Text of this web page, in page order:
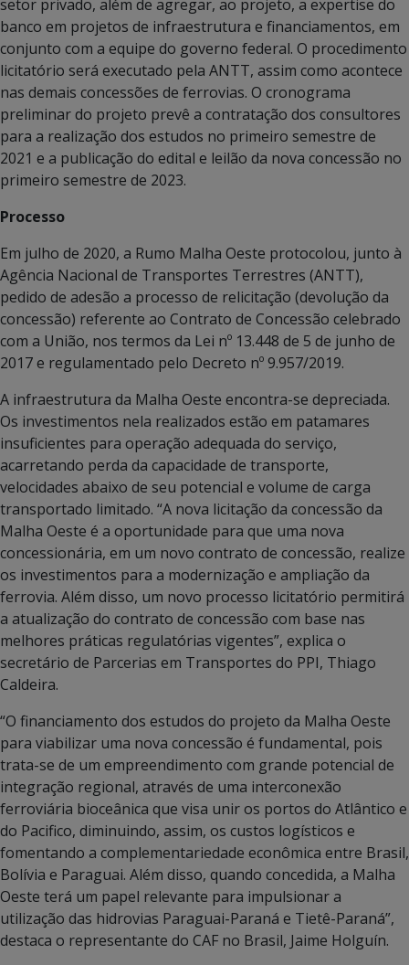
setor privado, além de agregar, ao projeto, a expertise do
banco em projetos de infraestrutura e financiamentos, em
conjunto com a equipe do governo federal. O procedimento
licitatório será executado pela ANTT, assim como acontece
nas demais concessões de ferrovias. O cronograma
preliminar do projeto prevê a contratação dos consultores
para a realização dos estudos no primeiro semestre de
2021 e a publicação do edital e leilão da nova concessão no
primeiro semestre de 2023.
Processo
Em julho de 2020, a Rumo Malha Oeste protocolou, junto à
Agência Nacional de Transportes Terrestres (ANTT),
pedido de adesão a processo de relicitação (devolução da
concessão) referente ao Contrato de Concessão celebrado
com a União, nos termos da Lei nº 13.448 de 5 de junho de
2017 e regulamentado pelo Decreto nº 9.957/2019.
A infraestrutura da Malha Oeste encontra-se depreciada.
Os investimentos nela realizados estão em patamares
insuficientes para operação adequada do serviço,
acarretando perda da capacidade de transporte,
velocidades abaixo de seu potencial e volume de carga
transportado limitado. “A nova licitação da concessão da
Malha Oeste é a oportunidade para que uma nova
concessionária, em um novo contrato de concessão, realize
os investimentos para a modernização e ampliação da
ferrovia. Além disso, um novo processo licitatório permitirá
a atualização do contrato de concessão com base nas
melhores práticas regulatórias vigentes”, explica o
secretário de Parcerias em Transportes do PPI, Thiago
Caldeira.
“O financiamento dos estudos do projeto da Malha Oeste
para viabilizar uma nova concessão é fundamental, pois
trata-se de um empreendimento com grande potencial de
integração regional, através de uma interconexão
ferroviária bioceânica que visa unir os portos do Atlântico e
do Pacifico, diminuindo, assim, os custos logísticos e
fomentando a complementariedade econômica entre Brasil,
Bolívia e Paraguai. Além disso, quando concedida, a Malha
Oeste terá um papel relevante para impulsionar a
utilização das hidrovias Paraguai-Paraná e Tietê-Paraná”,
destaca o representante do CAF no Brasil, Jaime Holguín.